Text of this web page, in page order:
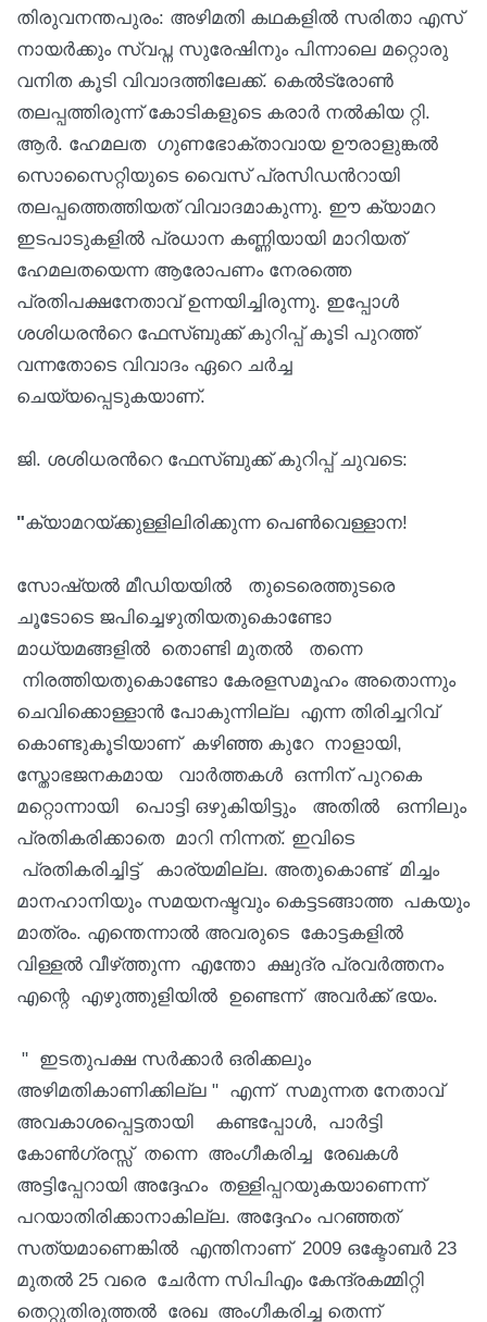
തിരുവനന്തപുരം: അഴിമതി കഥകളില്‍ സരിതാ എസ്
നായര്‍‍ക്കും സ്വപ്ന സുരേഷിനും പിന്നാലെ മറ്റൊരു
വനിത കൂടി വിവാദത്തിലേക്ക്. കെല്‍ട്രോണ്‍
തലപ്പത്തിരുന്ന് കോടികളുടെ കരാര്‍ നല്‍കിയ റ്റി.
ആര്‍. ഹേമലത ഗുണഭോക്താവായ ഊരാളുങ്കല്‍
സൊസൈറ്റിയുടെ വൈസ് പ്രസിഡന്‍റായി
തലപ്പത്തെത്തിയത് വിവാദമാകുന്നു. ഈ ക്യാമറ
ഇടപാടുകളില്‍ പ്രധാന കണ്ണിയായി മാറിയത്
ഹേമലതയെന്ന ആരോപണം നേരത്തെ
പ്രതിപക്ഷനേതാവ് ഉന്നയിച്ചിരുന്നു. ഇപ്പോള്‍
ശശിധരന്‍റെ ഫേസ്ബുക്ക് കുറിപ്പ് കൂടി പുറത്ത്
വന്നതോടെ വിവാദം ഏറെ ചര്‍ച്ച
ചെയ്യപ്പെടുകയാണ്.
ജി. ശശിധരന്‍റെ ഫേസ്ബുക്ക് കുറിപ്പ് ചുവടെ:
"ക്യാമറയ്ക്കുള്ളിലിരിക്കുന്ന പെൺവെള്ളാന!
സോഷ്യൽ മീഡിയയിൽ തുടെരെത്തുടരെ
ചൂടോടെ ജപിച്ചെഴുതിയതുകൊണ്ടോ
മാധ്യമങ്ങളിൽ തൊണ്ടി മുതൽ തന്നെ
നിരത്തിയതുകൊണ്ടോ കേരളസമൂഹം അതൊന്നും
ചെവിക്കൊള്ളാൻ പോകുന്നില്ല എന്ന തിരിച്ചറിവ്
കൊണ്ടുകൂടിയാണ് കഴിഞ്ഞ കുറേ നാളായി,
സ്തോഭജനകമായ വാർത്തകൾ ഒന്നിന് പുറകെ
മറ്റൊന്നായി പൊട്ടി ഒഴുകിയിട്ടും അതിൽ ഒന്നിലും
പ്രതികരിക്കാതെ മാറി നിന്നത്. ഇവിടെ
പ്രതികരിച്ചിട്ട് കാര്യമില്ല. അതുകൊണ്ട് മിച്ചം
മാനഹാനിയും സമയനഷ്ടവും കെട്ടടങ്ങാത്ത പകയും
മാത്രം. എന്തെന്നാൽ അവരുടെ കോട്ടകളിൽ
വിള്ളൽ വീഴ്‌ത്തുന്ന എന്തോ ക്ഷുദ്ര പ്രവർത്തനം
എന്റെ എഴുത്തുളിയിൽ ഉണ്ടെന്ന് അവർക്ക് ഭയം.
" ഇടതുപക്ഷ സർക്കാർ ഒരിക്കലും
അഴിമതികാണിക്കില്ല " എന്ന് സമുന്നത നേതാവ്
അവകാശപ്പെട്ടതായി കണ്ടപ്പോൾ, പാർട്ടി
കോൺഗ്രസ്സ് തന്നെ അംഗീകരിച്ച രേഖകൾ
അട്ടിപ്പേറായി അദ്ദേഹം തള്ളിപ്പറയുകയാണെന്ന്
പറയാതിരിക്കാനാകില്ല. അദ്ദേഹം പറഞ്ഞത്
സത്യമാണെങ്കിൽ എന്തിനാണ് 2009 ഒക്ടോബർ 23
മുതൽ 25 വരെ ചേർന്ന സിപിഎം കേന്ദ്രകമ്മിറ്റി
തെറ്റുതിരുത്തൽ രേഖ അംഗീകരിച്ച തെന്ന്